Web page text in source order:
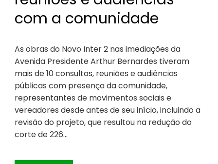
com a comunidade
As obras do Novo Inter 2 nas imediações da
Avenida Presidente Arthur Bernardes tiveram
mais de 10 consultas, reuniões e audiências
públicas com presença da comunidade,
representantes de movimentos sociais e
vereadores desde antes de seu início, incluindo a
revisão do projeto, que resultou na redução do
corte de 226…